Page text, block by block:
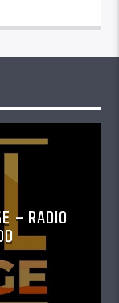
– RADIO